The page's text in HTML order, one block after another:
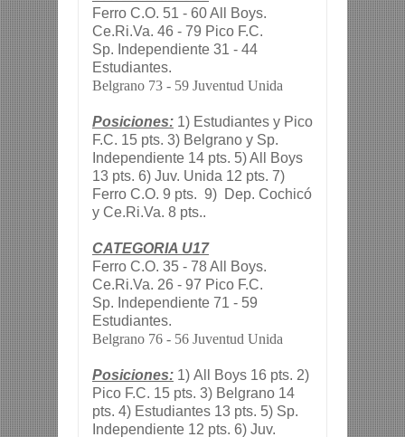
Ferro C.O. 51 - 60 All Boys.
Ce.Ri.Va. 46 - 79 Pico F.C.
Sp. Independiente 31 - 44
Estudiantes.
Belgrano 73 - 59 Juventud Unida
Posiciones: 1) Estudiantes y Pico
F.C. 15 pts. 3) Belgrano y Sp.
Independiente 14 pts. 5) All Boys
13 pts. 6) Juv. Unida 12 pts. 7)
Ferro C.O. 9 pts. 9) Dep. Cochicó
y Ce.Ri.Va. 8 pts..
CATEGORIA U17
Ferro C.O. 35 - 78 All Boys.
Ce.Ri.Va. 26 - 97 Pico F.C.
Sp. Independiente 71 - 59
Estudiantes.
Belgrano 76 - 56 Juventud Unida
Posiciones: 1) All Boys 16 pts. 2)
Pico F.C. 15 pts. 3) Belgrano 14
pts. 4) Estudiantes 13 pts. 5) Sp.
Independiente 12 pts. 6) Juv.